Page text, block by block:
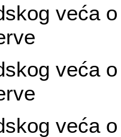
veća
veća
veća